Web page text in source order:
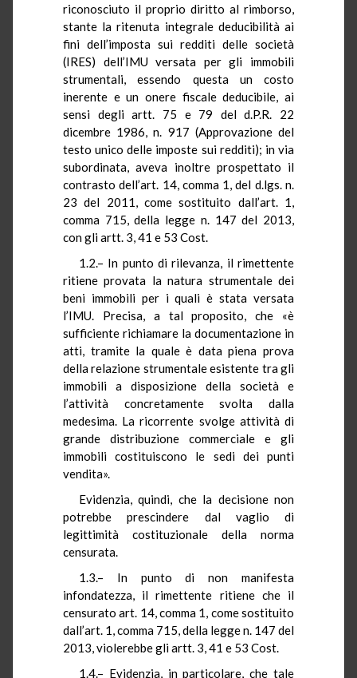
riconosciuto il proprio diritto al rimborso,
stante la ritenuta integrale deducibilità ai
fini dell’imposta sui redditi delle società
(IRES) dell’IMU versata per gli immobili
strumentali, essendo questa un costo
inerente e un onere fiscale deducibile, ai
sensi degli artt. 75 e 79 del d.P.R. 22
dicembre 1986, n. 917 (Approvazione del
testo unico delle imposte sui redditi); in via
subordinata, aveva inoltre prospettato il
contrasto dell’art. 14, comma 1, del d.lgs. n.
23 del 2011, come sostituito dall’art. 1,
comma 715, della legge n. 147 del 2013,
con gli artt. 3, 41 e 53 Cost.
1.2.– In punto di rilevanza, il rimettente
ritiene provata la natura strumentale dei
beni immobili per i quali è stata versata
l’IMU. Precisa, a tal proposito, che «è
sufficiente richiamare la documentazione in
atti, tramite la quale è data piena prova
della relazione strumentale esistente tra gli
immobili a disposizione della società e
l’attività concretamente svolta dalla
medesima. La ricorrente svolge attività di
grande distribuzione commerciale e gli
immobili costituiscono le sedi dei punti
vendita».
Evidenzia, quindi, che la decisione non
potrebbe prescindere dal vaglio di
legittimità costituzionale della norma
censurata.
1.3.– In punto di non manifesta
infondatezza, il rimettente ritiene che il
censurato art. 14, comma 1, come sostituito
dall’art. 1, comma 715, della legge n. 147 del
2013, violerebbe gli artt. 3, 41 e 53 Cost.
1.4.– Evidenzia, in particolare, che tale